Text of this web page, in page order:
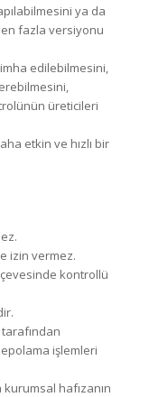
ya da
fazla versiyonu
edilebilmesini,
üreticileri
etkin ve hızlı bir
izin vermez.
kontrollü
işlemleri
kurumsal hafızanın